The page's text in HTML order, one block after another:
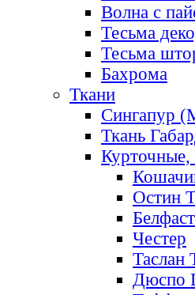
Волна с
Тесьма
Тесьма
Бахрома
Ткани
Сингапур
Ткань
Курточные,
Остин
Белфаст
Честер
Таслан
Дюспо